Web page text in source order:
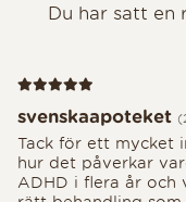
Du har satt en
Recension 5 av 5
svenskaapoteket
Tack för ett mycket
hur det påverkar
ADHD i flera år